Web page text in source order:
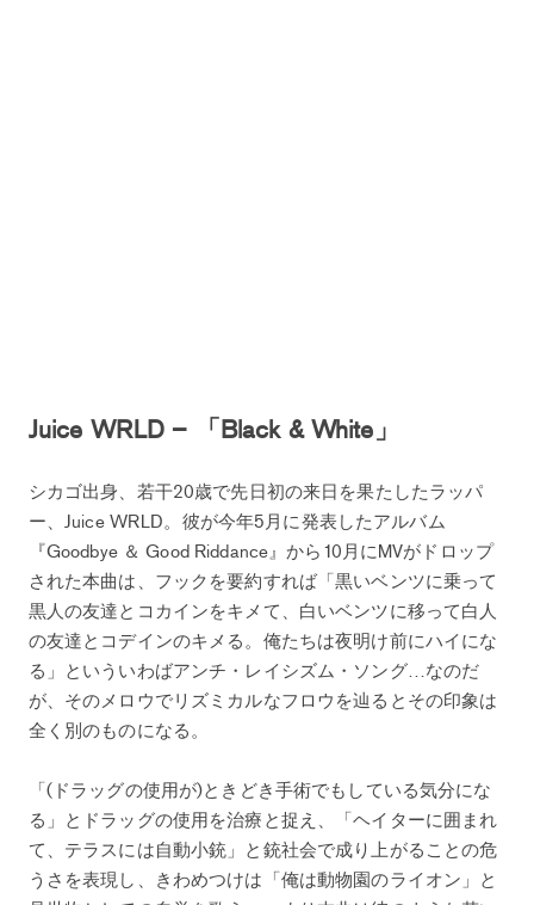
Juice WRLD – 「Black & White」
シカゴ出身、若干20歳で先日初の来日を果たしたラッパ
ー、Juice WRLD。彼が今年5月に発表したアルバム
『Goodbye ＆ Good Riddance』から10月にMVがドロップ
された本曲は、フックを要約すれば「黒いベンツに乗って
黒人の友達とコカインをキメて、白いベンツに移って白人
の友達とコデインのキメる。俺たちは夜明け前にハイにな
る」といういわばアンチ・レイシズム・ソング…なのだ
が、そのメロウでリズミカルなフロウを辿るとその印象は
全く別のものになる。
「(ドラッグの使用が)ときどき手術でもしている気分にな
る」とドラッグの使用を治療と捉え、「ヘイターに囲まれ
て、テラスには自動小銃」と銃社会で成り上がることの危
うさを表現し、きわめつけは「俺は動物園のライオン」と